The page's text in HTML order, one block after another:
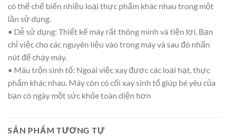
có thể chế biến nhiều loại thực phẩm khác nhau trong một
lần sử dụng.
• Dễ sử dụng: Thiết kế máy rất thông minh và tiện lợi. Bạn
chỉ việc cho các nguyên liệu vào trong máy và sau đó nhấn
nút để chạy máy.
• Máu trộn sinh tố: Ngoài việc xay được các loại hạt, thực
phẩm khác nhau. Máy còn có cối xay sinh tố giúp bé yêu của
bạn có ngày một sức khỏe toàn diện hơn
SẢN PHẨM TƯƠNG TỰ